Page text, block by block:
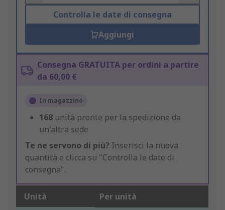
Controlla le date di consegna
Aggiungi
Consegna GRATUITA per ordini a partire
da 60,00 €
In magazzino
168 unità pronte per la spedizione da
un'altra sede
Te ne servono di più? Inserisci la nuova
quantità e clicca su "Controlla le date di
consegna".
Unità Per unità